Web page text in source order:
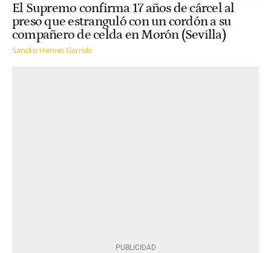
El Supremo confirma 17 años de cárcel al
preso que estranguló con un cordón a su
compañero de celda en Morón (Sevilla)
Sandro Herves Garrido